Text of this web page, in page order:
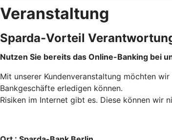
Veranstaltung
Sparda-Vorteil
Nutzen Sie bereits das Online-Banking bei
Mit unserer Kundenveranstaltung möchten
Bankgeschäfte erledigen können.
Risiken im Internet gibt es. Diese können wir